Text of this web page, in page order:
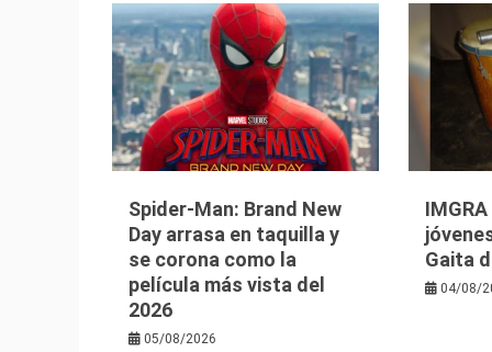
Spider-Man: Brand New
Day arrasa en taquilla y
se corona como la
película más vista del
2026
05/08/2026
Gaita
04/08/